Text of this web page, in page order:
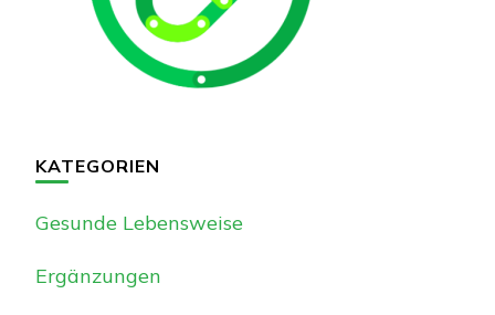
KATEGORIEN
Gesunde Lebensweise
Ergänzungen